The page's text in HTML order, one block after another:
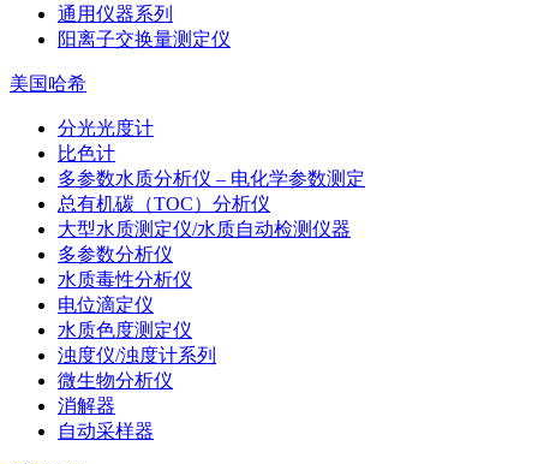
通用仪器系列
阳离子交换量测定仪
美国哈希
分光光度计
比色计
多参数水质分析仪 – 电化学参数测定
总有机碳（TOC）分析仪
大型水质测定仪/水质自动检测仪器
多参数分析仪
水质毒性分析仪
电位滴定仪
水质色度测定仪
浊度仪/浊度计系列
微生物分析仪
消解器
自动采样器